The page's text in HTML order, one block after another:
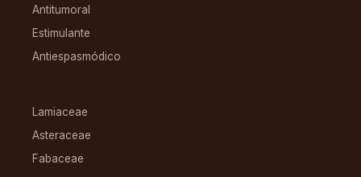
Antitumoral
Estimulante
Antiespasmódico
Lamiaceae
Asteraceae
Fabaceae